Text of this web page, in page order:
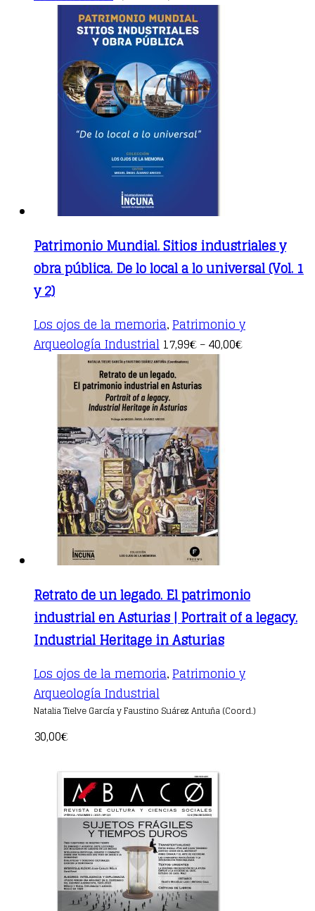
product
has
multiple
variants.
options
may
be
chosen
the
product
page
Patrimonio Mundial. Sitios industriales y
obra pública. De lo local a lo universal (Vol. 1
y 2)
Los ojos de la memoria, Patrimonio y
Arqueología Industrial This
product
has
multiple
variants.
The
options
may
be
chosen
on
the
product
page
17,99€ – 40,00€
Retrato de un legado. El patrimonio
industrial en Asturias | Portrait of a legacy.
Industrial Heritage in Asturias
Los ojos de la memoria, Patrimonio y
Arqueología Industrial
Natalia Tielve García y Faustino Suárez Antuña (Coord.)
30,00€